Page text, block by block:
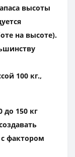
высоты
на высоте).
100 кг.,
до 150 кг
фактором